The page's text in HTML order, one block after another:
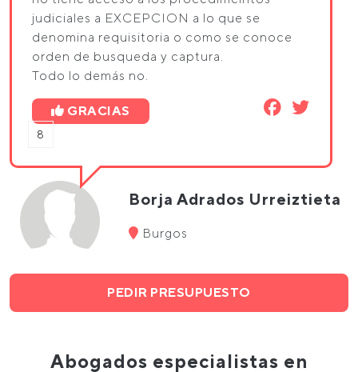
judiciales a EXCEPCION a lo que se
denomina requisitoria o como se conoce
orden de busqueda y captura.
Todo lo demás no.
GRACIAS
8
Borja Adrados Urreiztieta
Burgos
PEDIR PRESUPUESTO
Abogados especialistas en